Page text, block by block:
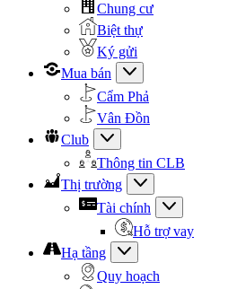
Chung cư
Biệt thự
Ký gửi
Mua bán
Cẩm Phả
Vân Đồn
Club
Thông tin CLB
Thị trường
Tài chính
Hỗ trợ vay
Hạ tầng
Quy hoạch